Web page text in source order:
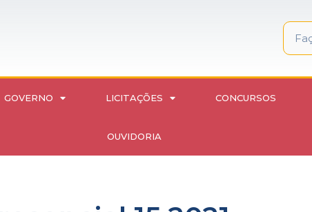
GOVERNO LICITAÇÕES CONCURSOS
OUVIDORIA